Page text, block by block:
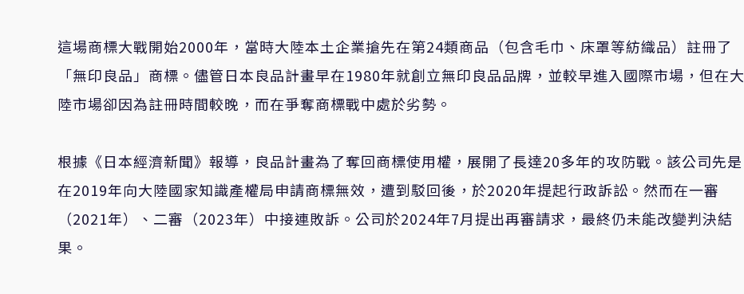
這場商標大戰開始2000年，當時大陸本土企業搶先在第24類商品（包含毛巾、床罩等紡織品）註冊了
「無印良品」商標。儘管日本良品計畫早在1980年就創立無印良品品牌，並較早進入國際市場，但在大
陸市場卻因為註冊時間較晚，而在爭奪商標戰中處於劣勢。
根據《日本經濟新聞》報導，良品計畫為了奪回商標使用權，展開了長達20多年的攻防戰。該公司先是
在2019年向大陸國家知識產權局申請商標無效，遭到駁回後，於2020年提起行政訴訟。然而在一審
（2021年）、二審（2023年）中接連敗訴。公司於2024年7月提出再審請求，最終仍未能改變判決結
果。